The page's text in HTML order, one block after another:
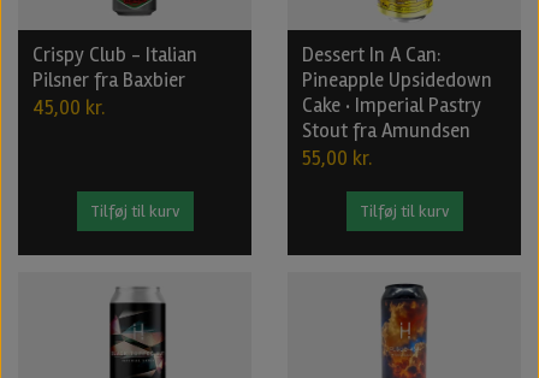
Crispy Club - Italian
Pilsner fra Baxbier
45,00 kr.
Tilføj til kurv
Dessert In A Can:
Pineapple Upsidedown
Cake · Imperial Pastry
Stout fra Amundsen
55,00 kr.
Tilføj til kurv